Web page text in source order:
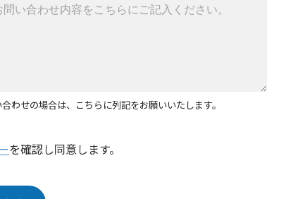
わせの場合は、こちらに列記をお願いいたします。
を確認し同意します。